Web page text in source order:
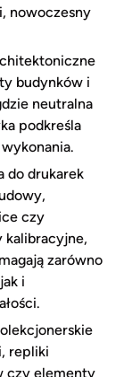
nowoczesny
budynków i
neutralna
podkreśla
do drukarek
czy
kalibracyjne,
zarówno
i
repliki
czy elementy